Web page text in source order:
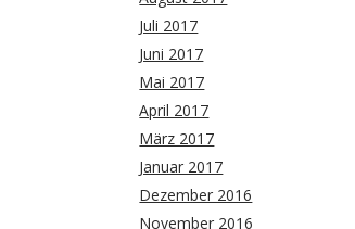
Juli 2017
Juni 2017
Mai 2017
April 2017
März 2017
Januar 2017
Dezember 2016
November 2016